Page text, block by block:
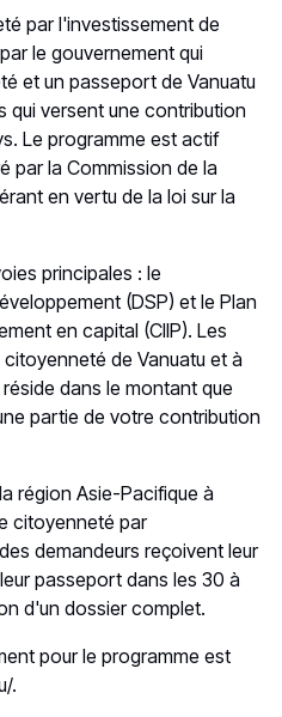
par l'investissement de
le gouvernement qui
et un passeport de Vanuatu
qui versent une contribution
Le programme est actif
par la Commission de la
en vertu de la loi sur la
principales : le
(DSP) et le Plan
en capital (CIIP). Les
de Vanuatu et à
dans le montant que
partie de votre contribution
région Asie-Pacifique à
citoyenneté par
demandeurs reçoivent leur
passeport dans les 30 à
d'un dossier complet.
pour le programme est
.